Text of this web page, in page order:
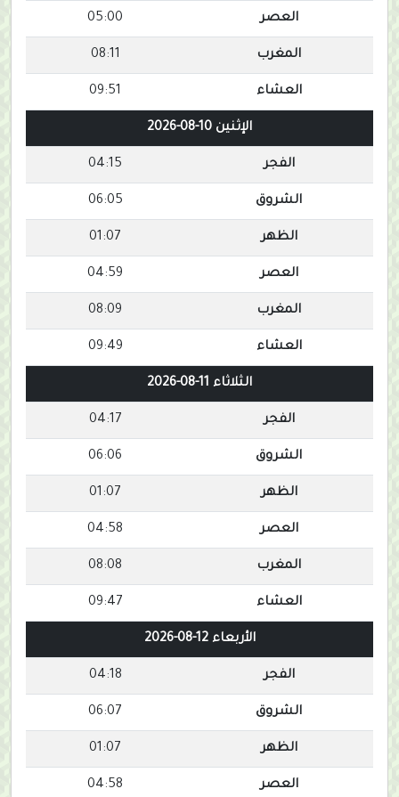
العصر 05:00
المغرب 08:11
العشاء 09:51
الإثنين 10-08-2026
الفجر 04:15
الشروق 06:05
الظهر 01:07
العصر 04:59
المغرب 08:09
العشاء 09:49
الثلاثاء 11-08-2026
الفجر 04:17
الشروق 06:06
الظهر 01:07
العصر 04:58
المغرب 08:08
العشاء 09:47
الأربعاء 12-08-2026
الفجر 04:18
الشروق 06:07
الظهر 01:07
العصر 04:58